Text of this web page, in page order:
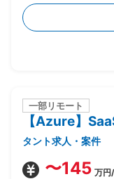
・設計レビュー
・関係者調整(エ
発メンバ間)
・ベンダー統制
一部リモート
【Azure】
タント求人・案件
〜145 万円